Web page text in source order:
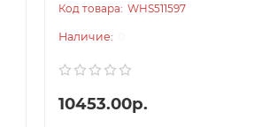
WHS511597
10453.00р.